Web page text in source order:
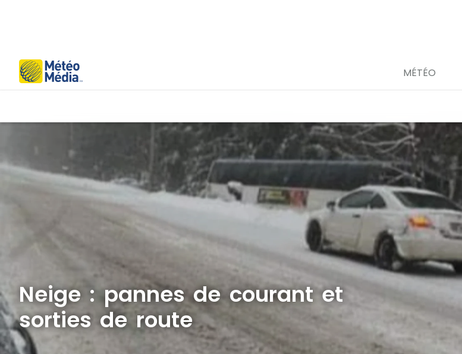
MÉTÉO
Neige : pannes de courant et
sorties de route